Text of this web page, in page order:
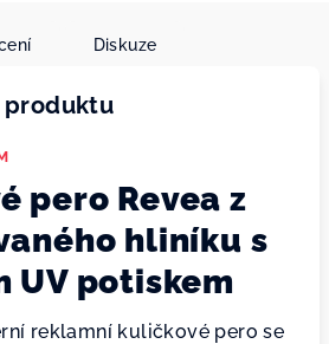
Diskuze
produktu
pero Revea z
hliníku s
UV potiskem
reklamní kuličkové pero se